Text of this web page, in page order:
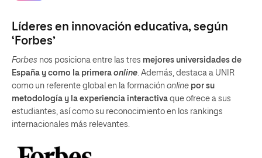
Líderes en innovación educativa, según
‘Forbes’
Forbes nos posiciona entre las tres mejores universidades de
España y como la primera online. Además, destaca a UNIR
como un referente global en la formación online por su
metodología y la experiencia interactiva que ofrece a sus
estudiantes, así como su reconocimiento en los rankings
internacionales más relevantes.